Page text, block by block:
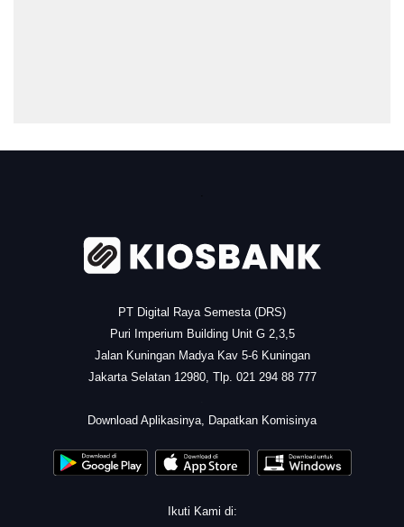
PT Digital Raya Semesta (DRS)
Puri Imperium Building Unit G 2,3,5
Jalan Kuningan Madya Kav 5-6 Kuningan
Jakarta Selatan 12980, Tlp. 021 294 88 777
Download Aplikasinya, Dapatkan Komisinya
Ikuti Kami di: